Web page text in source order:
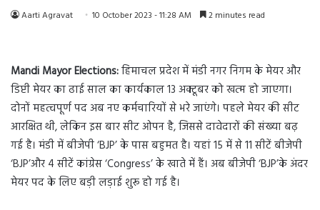
Aarti Agravat 10 October 2023 - 11:28 AM 2 minutes read
Mandi Mayor Elections:हिमाचल प्रदेश में मंडी नगर निगम के मेयर और
डिप्टी मेयर का ढाई साल का कार्यकाल 13 अक्टूबर को खत्म हो जाएगा।
दोनों महत्वपूर्ण पद अब नए कर्मचारियों से भरे जाएंगे। पहले मेयर की सीट
आरक्षित थी, लेकिन इस बार सीट ओपन है, जिससे दावेदारों की संख्या बढ़
गई है। मंडी में बीजेपी ‘BJP’ के पास बहुमत है। यहां 15 में से 11 सीटें बीजेपी
‘BJP’और 4 सीटें कांग्रेस ‘Congress’ के खाते में हैं। अब बीजेपी ‘BJP’के अंदर
मेयर पद के लिए बड़ी लड़ाई शुरू हो गई है।